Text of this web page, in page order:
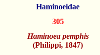
Haminoeidae
305
Haminoea pemphis
(Philippi, 1847)